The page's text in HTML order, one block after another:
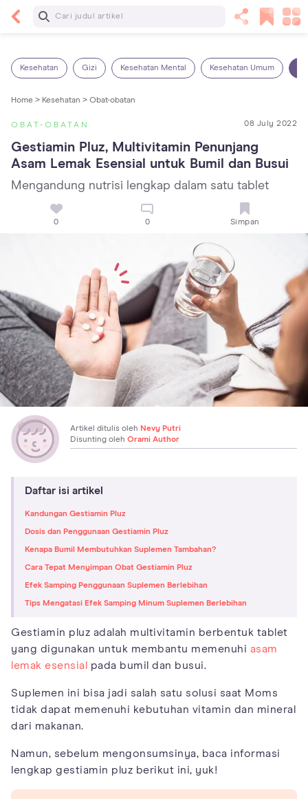
Baca Selanjutnya
Kesehatan Gizi Kesehatan Mental Kesehatan Umum
Home > Kesehatan > Obat-obatan
OBAT-OBATAN 08 July 2022
Gestiamin Pluz, Multivitamin Penunjang
Asam Lemak Esensial untuk Bumil dan Busui
Mengandung nutrisi lengkap dalam satu tablet
0 0 Simpan
Artikel ditulis oleh Nevy Putri
Disunting oleh Orami Author
Daftar isi artikel
Kandungan Gestiamin Pluz
Dosis dan Penggunaan Gestiamin Pluz
Kenapa Bumil Membutuhkan Suplemen Tambahan?
Cara Tepat Menyimpan Obat Gestiamin Pluz
Efek Samping Penggunaan Suplemen Berlebihan
Tips Mengatasi Efek Samping Minum Suplemen Berlebihan
Gestiamin pluz adalah multivitamin berbentuk tablet
yang digunakan untuk membantu memenuhi asam
lemak esensial pada bumil dan busui.
Suplemen ini bisa jadi salah satu solusi saat Moms
tidak dapat memenuhi kebutuhan vitamin dan mineral
dari makanan.
Namun, sebelum mengonsumsinya, baca informasi
lengkap gestiamin pluz berikut ini, yuk!